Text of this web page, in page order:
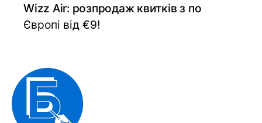
Wizz Air: розпродаж квитків з по
Європі від €9!